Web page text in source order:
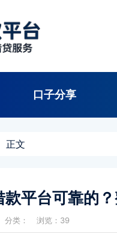
口子分享
正文
款平台可靠的
分类： 浏览：39